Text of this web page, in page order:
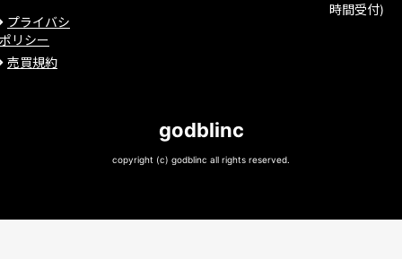
プライバシ
リシー
売買規約
時間受付)
godblinc
copyright (c) godblinc all rights reserved.